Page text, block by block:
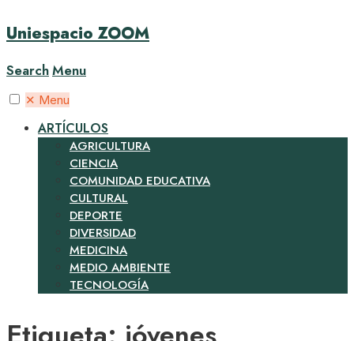
Uniespacio ZOOM
SearchMenu
✕ Menu
ARTÍCULOS
AGRICULTURA
CIENCIA
COMUNIDAD EDUCATIVA
CULTURAL
DEPORTE
DIVERSIDAD
MEDICINA
MEDIO AMBIENTE
TECNOLOGÍA